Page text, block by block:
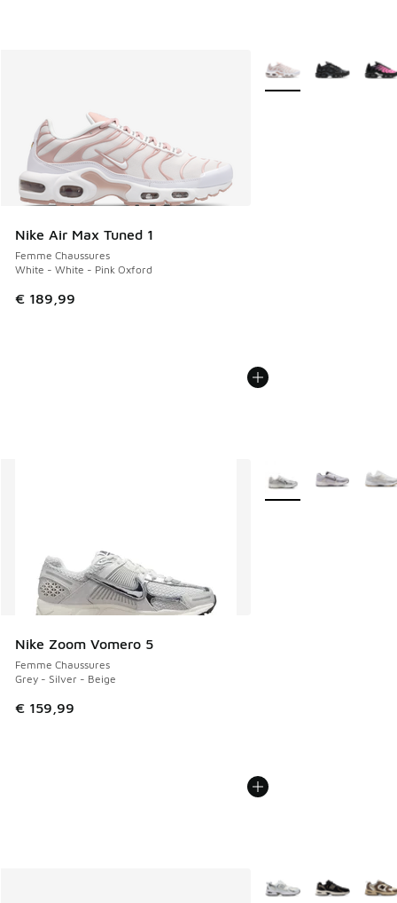
Nike Air Max Tuned 1
Femme Chaussures
White - White - Pink Oxford
€ 189,99
Plus de couleurs
Nike Zoom Vomero 5
Femme Chaussures
Grey - Silver - Beige
€ 159,99
Plus de couleurs
Plus de couleurs